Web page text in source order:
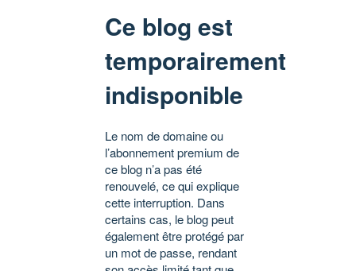
Ce blog est
temporairement
indisponible
Le nom de domaine ou
l’abonnement premium de
ce blog n’a pas été
renouvelé, ce qui explique
cette interruption. Dans
certains cas, le blog peut
également être protégé par
un mot de passe, rendant